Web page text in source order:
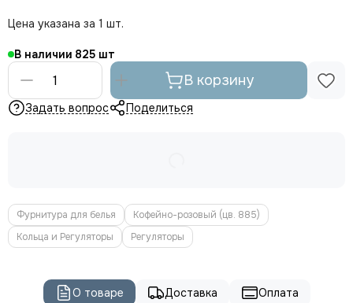
Цена указана за 1 шт.
В наличии 825
В корзину
Задать вопрос Поделиться
Фурнитура для белья
Кофейно-розовый (цв. 885)
Кольца и Регуляторы
Регуляторы
О товаре Доставка Оплата